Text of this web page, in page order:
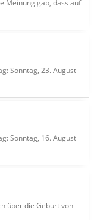
Meinung gab, dass auf
Sonntag, 23. August
Sonntag, 16. August
über die Geburt von